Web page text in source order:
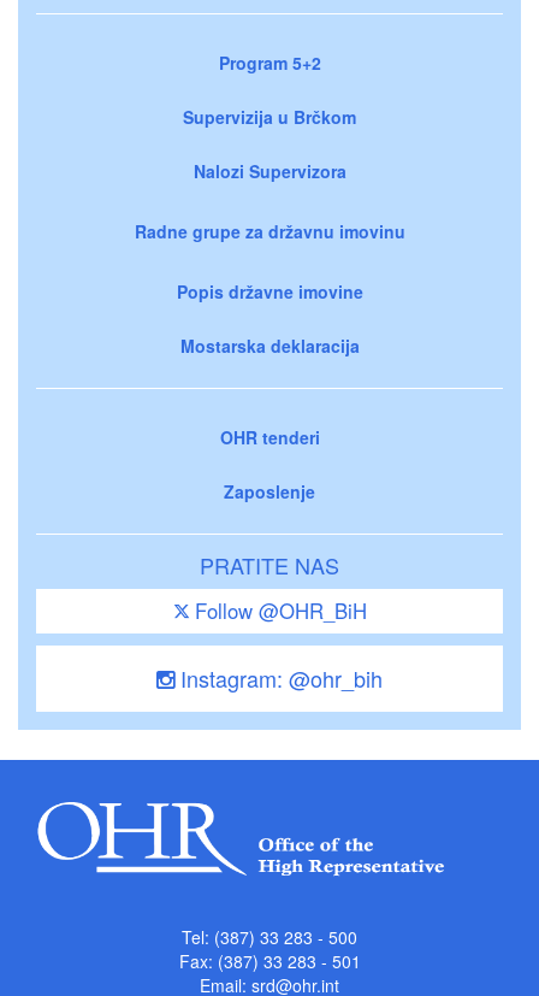
Program 5+2
Supervizija u Brčkom
Nalozi Supervizora
Radne grupe za državnu imovinu
Popis državne imovine
Mostarska deklaracija
OHR tenderi
Zaposlenje
PRATITE NAS
Follow @OHR_BiH
Instagram: @ohr_bih
Tel: (387) 33 283 - 500
Fax: (387) 33 283 - 501
Email: srd@ohr.int